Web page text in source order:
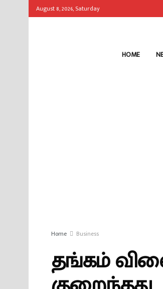
August 8, 2026, Saturday
HOME
Home Business
தங்கம் விலை